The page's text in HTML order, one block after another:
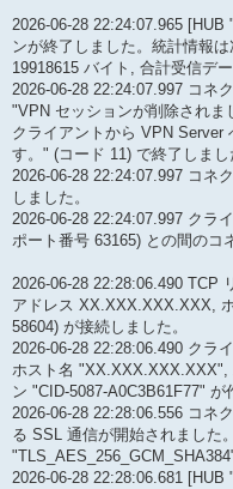
2026-06-28 22:24:07.965
ンが終了しました。統計情報
19918615 バイト, 合計受信デ
2026-06-28 22:24:07.997 コネ
"VPN セッションが削除されま
クライアントから VPN Server
す。" (コード 11) で終了しまし
2026-06-28 22:24:07.997 コネ
しました。
2026-06-28 22:24:07.997 クラ
ポート番号 63165) との間のコ
2026-06-28 22:28:06.490 TCP
アドレス XX.XXX.XXX.XXX,
58604) が接続しました。
2026-06-28 22:28:06.490 クラ
ホスト名 "XX.XXX.XXX.XXX",
ン "CID-5087-A0C3B61F77" が
2026-06-28 22:28:06.556 コネ
る SSL 通信が開始されました
2026-06-28 22:28:06.681